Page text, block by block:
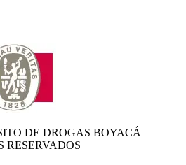
DE DROGAS BOYACÁ |
RESERVADOS